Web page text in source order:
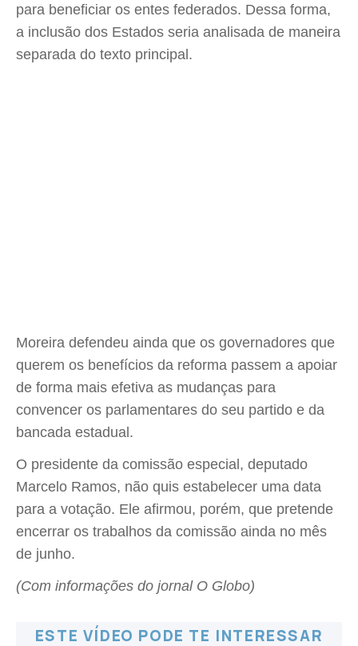
para beneficiar os entes federados. Dessa forma,
a inclusão dos Estados seria analisada de maneira
separada do texto principal.
Moreira defendeu ainda que os governadores que
querem os benefícios da reforma passem a apoiar
de forma mais efetiva as mudanças para
convencer os parlamentares do seu partido e da
bancada estadual.
O presidente da comissão especial, deputado
Marcelo Ramos, não quis estabelecer uma data
para a votação. Ele afirmou, porém, que pretende
encerrar os trabalhos da comissão ainda no mês
de junho.
(Com informações do jornal O Globo)
ESTE VÍDEO PODE TE INTERESSAR